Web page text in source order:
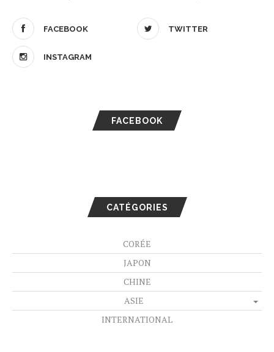
FACEBOOK TWITTER
INSTAGRAM
FACEBOOK
CATÉGORIES
CORÉE
JAPON
CHINE
ASIE
INTERNATIONAL